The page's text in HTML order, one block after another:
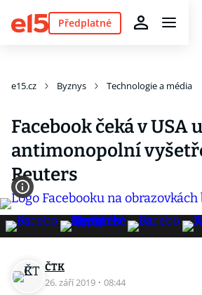
Předplatné
e15.cz Byznys Technologie a média
Facebook čeká v USA
antimonopolní
Reuters
ČTK
26. září 2019 · 08:44